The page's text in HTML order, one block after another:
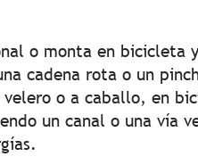
o monta en
cadena rota o un
o a caballo, en
un canal o una vía